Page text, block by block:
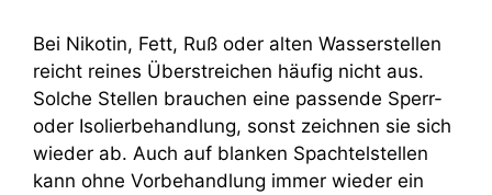
Bei Nikotin, Fett, Ruß oder alten Wasserstellen
reicht reines Überstreichen häufig nicht aus.
Solche Stellen brauchen eine passende Sperr-
oder Isolierbehandlung, sonst zeichnen sie sich
wieder ab. Auch auf blanken Spachtelstellen
kann ohne Vorbehandlung immer wieder ein